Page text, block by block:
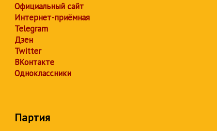
Официальный сайт
Интернет-приёмная
Telegram
Дзен
Twitter
ВКонтакте
Одноклассники
Партия